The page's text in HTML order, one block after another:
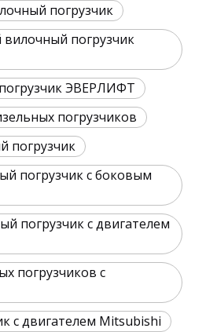
погрузчик
погрузчик
ЭВЕРЛИФТ
погрузчиков
погрузчик
погрузчик с боковым
погрузчик с двигателем
погрузчиков с
с двигателем Mitsubishi